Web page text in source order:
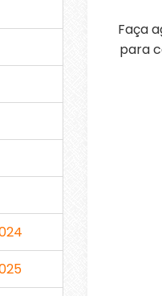
Faça
para